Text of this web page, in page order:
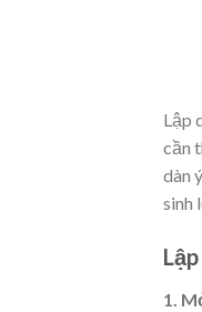
Lập
cần
dàn
sinh
1.